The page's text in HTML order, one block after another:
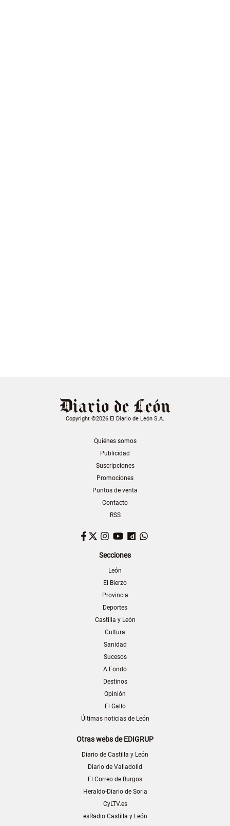
Copyright ©2026 El Diario de León S.A.
Quiénes somos
Publicidad
Suscripciones
Promociones
Puntos de venta
Contacto
RSS
Facebook
TwitterInstagram
YouTubeDailymotion
Secciones
León
El Bierzo
Provincia
Deportes
Castilla y León
Cultura
Sanidad
Sucesos
A Fondo
Destinos
Opinión
El Gallo
Últimas noticias de León
Otras webs de EDIGRUP
Diario de Castilla y León
Diario de Valladolid
El Correo de Burgos
Heraldo-Diario de Soria
CyLTV.es
esRadio Castilla y León